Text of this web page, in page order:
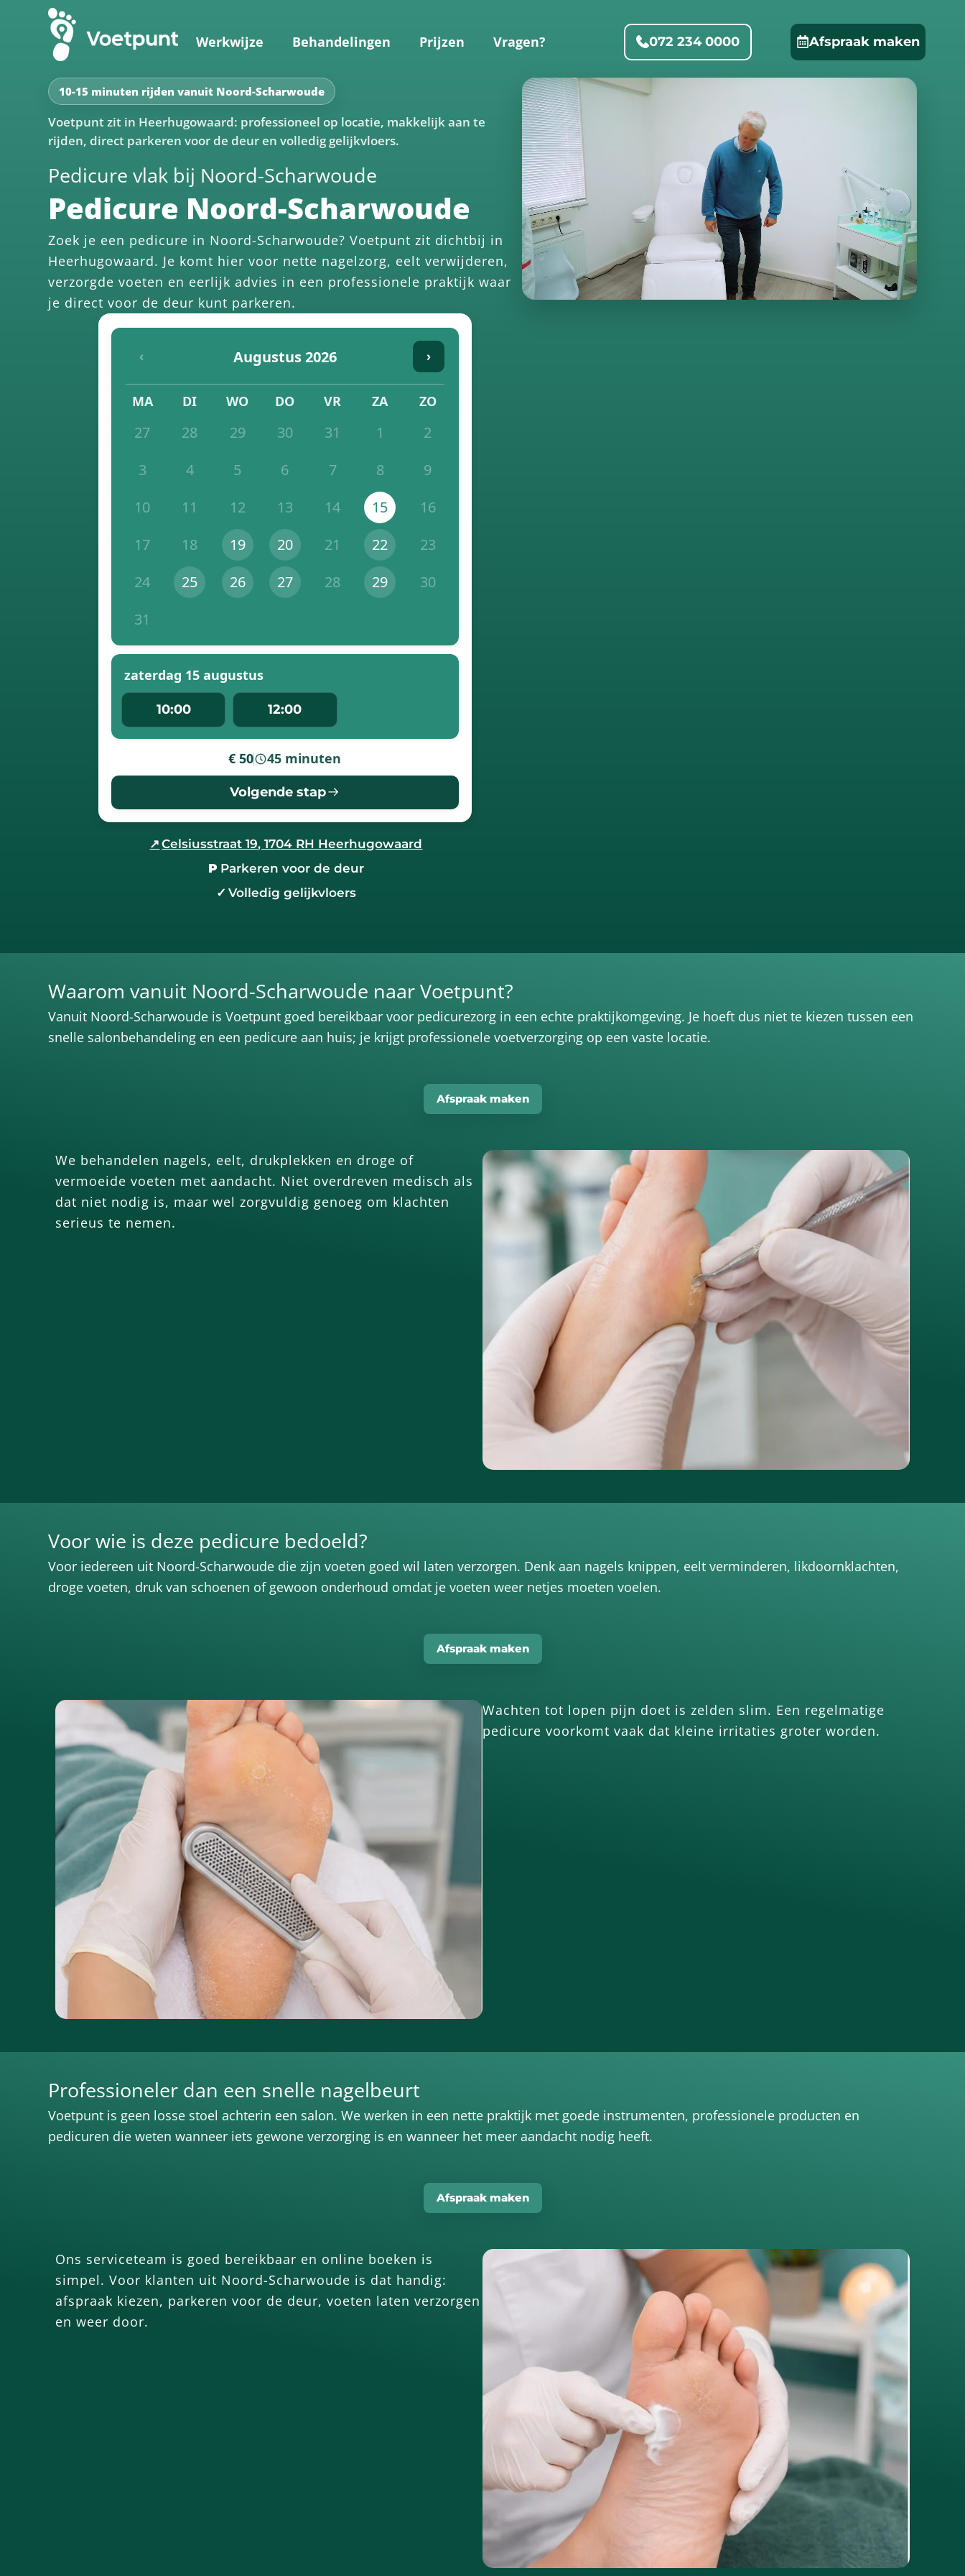
Werkwijze Behandelingen Prijzen Vragen? 072 234 0000 Afspraak maken
10-15 minuten rijden vanuit Noord-Scharwoude
Voetpunt zit in Heerhugowaard: professioneel op locatie, makkelijk aan te
rijden, direct parkeren voor de deur en volledig gelijkvloers.
Pedicure vlak bij Noord-Scharwoude
Pedicure Noord-Scharwoude
Zoek je een pedicure in Noord-Scharwoude? Voetpunt zit dichtbij in
Heerhugowaard. Je komt hier voor nette nagelzorg, eelt verwijderen,
verzorgde voeten en eerlijk advies in een professionele praktijk waar
je direct voor de deur kunt parkeren.
‹ Augustus 2026 ›
MA DI WO DO VR ZA ZO
27 28 29 30 31 1
2
3
4 5 6 7 8
9
10
11 12 13 14 15
16
17
18 19 20 21 22
23
24
25 26 27 28 29
30
31
zaterdag 15 augustus
10:00 12:00
€ 50- 45 minuten
Volgende stap
↗ Celsiusstraat 19, 1704 RH Heerhugowaard
P Parkeren voor de deur
✓ Volledig gelijkvloers
Waarom vanuit Noord-Scharwoude naar Voetpunt?
Vanuit Noord-Scharwoude is Voetpunt goed bereikbaar voor pedicurezorg in een echte praktijkomgeving. Je hoeft dus niet te kiezen tussen een
snelle salonbehandeling en een pedicure aan huis; je krijgt professionele voetverzorging op een vaste locatie.
Afspraak maken
We behandelen nagels, eelt, drukplekken en droge of
vermoeide voeten met aandacht. Niet overdreven medisch als
dat niet nodig is, maar wel zorgvuldig genoeg om klachten
serieus te nemen.
Voor wie is deze pedicure bedoeld?
Voor iedereen uit Noord-Scharwoude die zijn voeten goed wil laten verzorgen. Denk aan nagels knippen, eelt verminderen, likdoornklachten,
droge voeten, druk van schoenen of gewoon onderhoud omdat je voeten weer netjes moeten voelen.
Afspraak maken
Wachten tot lopen pijn doet is zelden slim. Een regelmatige
pedicure voorkomt vaak dat kleine irritaties groter worden.
Professioneler dan een snelle nagelbeurt
Voetpunt is geen losse stoel achterin een salon. We werken in een nette praktijk met goede instrumenten, professionele producten en
pedicuren die weten wanneer iets gewone verzorging is en wanneer het meer aandacht nodig heeft.
Afspraak maken
Ons serviceteam is goed bereikbaar en online boeken is
simpel. Voor klanten uit Noord-Scharwoude is dat handig:
afspraak kiezen, parkeren voor de deur, voeten laten verzorgen
en weer door.